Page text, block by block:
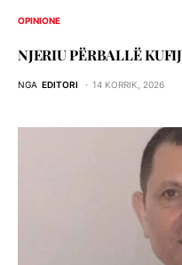
OPINIONE
NJERIU PЁRBALLЁ
NGA EDITORI 14 KORRIK, 2026